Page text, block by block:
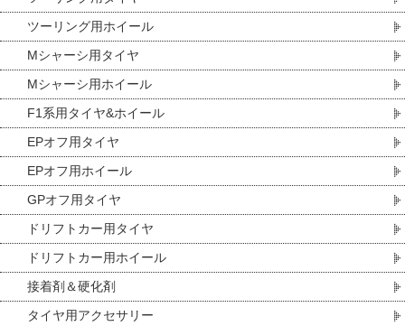
ツーリング用ホイール
Mシャーシ用タイヤ
Mシャーシ用ホイール
F1系用タイヤ&ホイール
EPオフ用タイヤ
EPオフ用ホイール
GPオフ用タイヤ
ドリフトカー用タイヤ
ドリフトカー用ホイール
接着剤＆硬化剤
タイヤ用アクセサリー